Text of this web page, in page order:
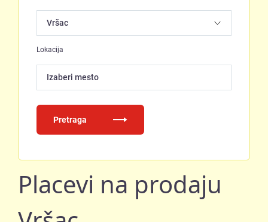
Lokacija
Izaberi mesto
Pretraga
Placevi na prodaju